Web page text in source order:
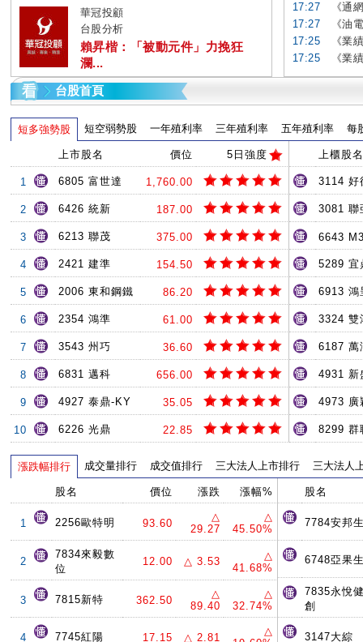
華冠投顧
台股分析
賴昇楷：「被動元件」力挽狂
瀾...
17:27
《通
17:27
《油
17:25
《業
17:25
《業
台股首頁
短多強勢股 短空弱勢股 一年殖利率 三年殖利率 五年殖利率 每
上市股名 價位 5日強度
1 6805 富世達 1,760.00
2 6426 統新 187.00
3 6213 聯茂 375.00
4 2421 建準 154.50
5 2006 東和鋼鐵 86.20
6 2354 鴻準 61.00
7 3543 州巧 36.60
8 6831 邁科 656.00
9 4927 泰鼎-KY 35.05
10 6226 光鼎 22.85
上櫃股名
3114 好
3081 聯
6643
5289 宜
6913 鴻
3324 雙
6187 萬
4931 新
4973 廣
8299 群
漲跌幅排行 成交量排行 成交值排行 三大法人上市排行 三大法人
股名 價位 漲跌 漲幅%
1 2256歐特明 93.60
△
29.27
△
45.50%
2
7834來毅數
位
12.00 △ 3.53
△
41.68%
3 7815新特 362.50
△
89.40
△
32.74%
4 7745紅陽 17.15 △ 2.81
△
股名
7784安邦
6748亞果
7835永悅
創
3147大綜